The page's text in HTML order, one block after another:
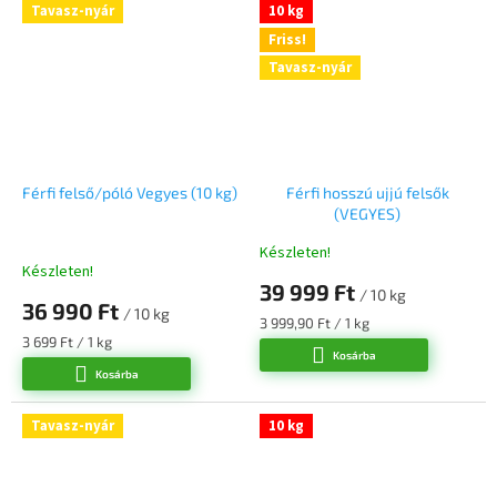
Tavasz-nyár
Férfi felső/póló Vegyes (10 kg)
Készleten!
36 990 Ft / 10 kg
Egységár:
3 699 Ft / 1 kg
Kosárba
10 kg
Friss!
Tavasz-nyár
Férfi hosszú ujjú felsők
(VEGYES)
A
átlagos
értékelése
5-
5,0
csillag.
Készleten!
39 999 Ft / 10 kg
Egységár:
3 999,90 Ft / 1 kg
Kosárba
Tavasz-nyár 10 kg